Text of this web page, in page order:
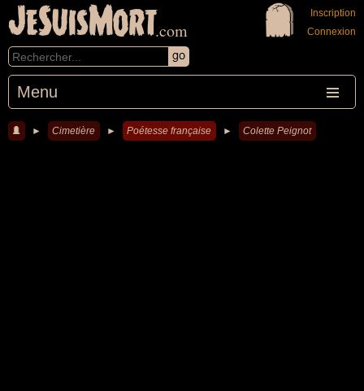
JeSuisMort.com
Menu
Inscription
Connexion
► Cimetière ► Poétesse française ► Colette Peignot